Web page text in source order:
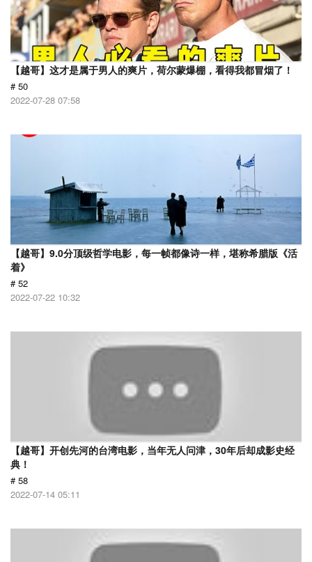
【越哥】这才是属于男人的爽片，荷尔蒙爆棚，看得我都冒烟了！
# 50
2022-07-28 07:58
【越哥】9.0分顶级哲学电影，每一帧都像诗一样，堪称希腊版《活
着》
# 52
2022-07-22 10:32
【越哥】开创先河的台湾电影，当年无人问津，30年后却成影史经
典！
# 58
2022-07-14 05:11